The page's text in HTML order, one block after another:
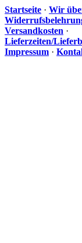
Startseite · Wir
Versandkosten ·
Lieferzeiten/
Impressum ·